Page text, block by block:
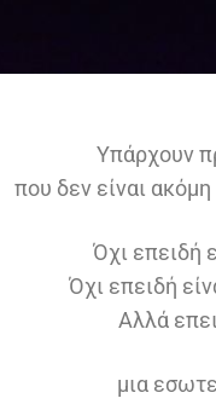
Υπάρχουν
που δεν είναι
Όχι επειδή
Όχι επειδή
Αλλά
μια